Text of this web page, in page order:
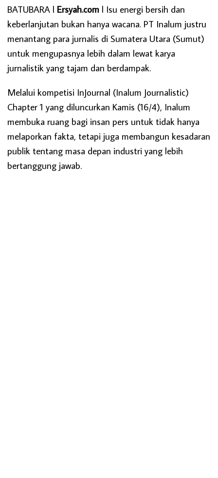
BATUBARA l Ersyah.com l Isu energi bersih dan
keberlanjutan bukan hanya wacana. PT Inalum justru
menantang para jurnalis di Sumatera Utara (Sumut)
untuk mengupasnya lebih dalam lewat karya
jurnalistik yang tajam dan berdampak.
Melalui kompetisi InJournal (Inalum Journalistic)
Chapter 1 yang diluncurkan Kamis (16/4), Inalum
membuka ruang bagi insan pers untuk tidak hanya
melaporkan fakta, tetapi juga membangun kesadaran
publik tentang masa depan industri yang lebih
bertanggung jawab.